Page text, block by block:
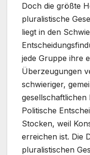
Doch die größte
pluralistische
liegt in den
jede Gruppe ihre
Überzeugungen
schwieriger,
Politische
Stocken, weil
erreichen ist. Die
pluralistischen